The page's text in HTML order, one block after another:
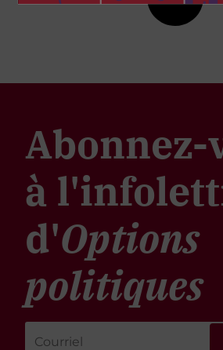
Abonnez-
à
d'Options
politiques